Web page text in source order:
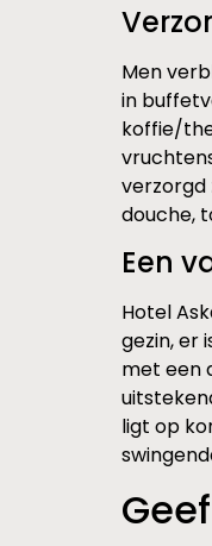
Men
in
koffie/
verzorgd
douche,
Een
Hotel
gezin, er
met een
ligt op